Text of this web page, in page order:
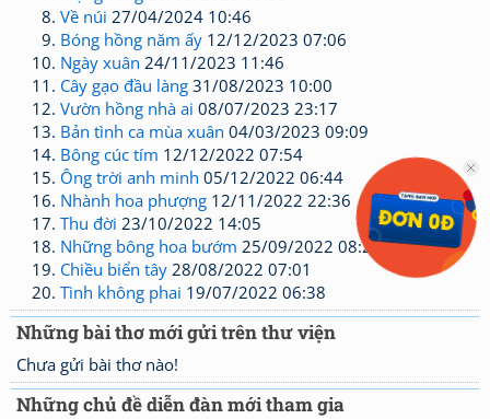
Về núi 27/04/2024 10:46
Bóng hồng năm ấy 12/12/2023 07:06
Ngày xuân 24/11/2023 11:46
Cây gạo đầu làng 31/08/2023 10:00
Vườn hồng nhà ai 08/07/2023 23:17
Bản tình ca mùa xuân 04/03/2023 09:09
Bông cúc tím 12/12/2022 07:54
Ông trời anh minh 05/12/2022 06:44
Nhành hoa phượng 12/11/2022 22:36
Thu đời 23/10/2022 14:05
Những bông hoa bướm 25/09/2022 08:23
Chiều biển tây 28/08/2022 07:01
Tình không phai 19/07/2022 06:38
Những bài thơ mới gửi trên thư viện
Chưa gửi bài thơ nào!
Những chủ đề diễn đàn mới tham gia